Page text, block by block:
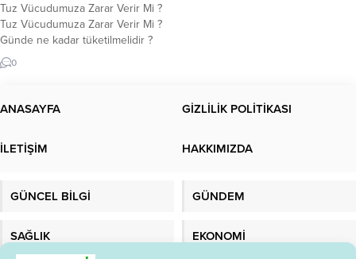
Tuz Vücudumuza Zarar Verir Mi ?
Tuz Vücudumuza Zarar Verir Mi ?
Günde ne kadar tüketilmelidir ?
Hangi tuzun sizin için kötü
olduğunu biliyor musunuz? Bu
öğrenin. Tuz vücuda nasıl zarar
olmak üzere birçok sağlık...
0
ANASAYFA GİZLİLİK POLİTİKASI
İLETİŞİM HAKKIMIZDA
GÜNCEL BİLGİ GÜNDEM
SAĞLIK EKONOMİ